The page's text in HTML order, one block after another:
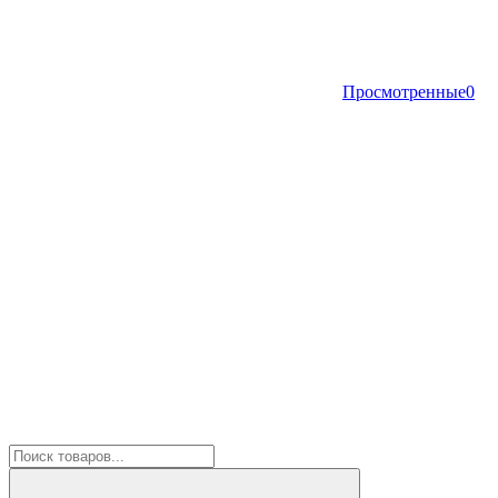
Просмотренные0